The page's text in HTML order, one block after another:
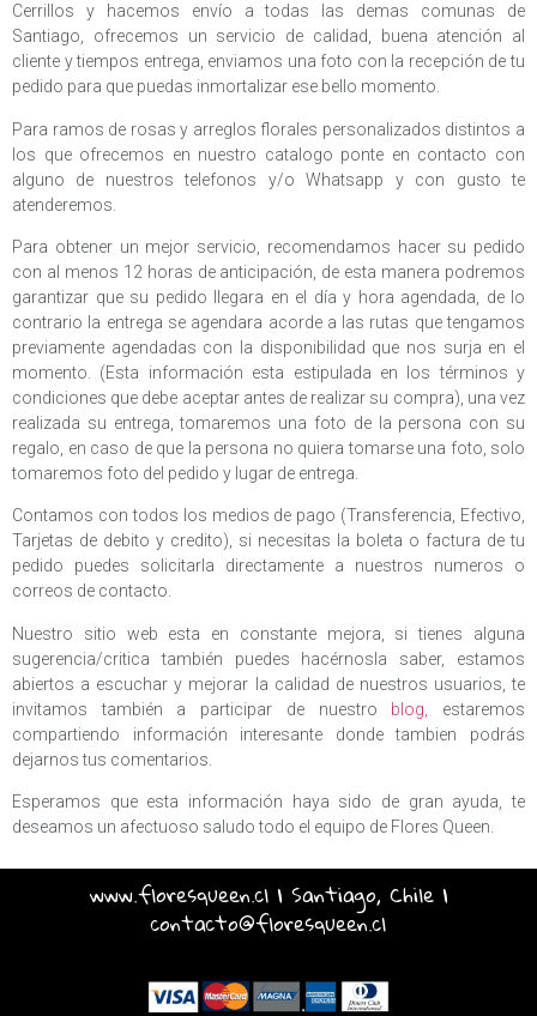
Cerrillos y hacemos envío a todas las demas comunas de
Santiago, ofrecemos un servicio de calidad, buena atención al
cliente y tiempos entrega, enviamos una foto con la recepción de tu
pedido para que puedas inmortalizar ese bello momento.
Para ramos de rosas y arreglos florales personalizados distintos a
los que ofrecemos en nuestro catalogo ponte en contacto con
alguno de nuestros telefonos y/o Whatsapp y con gusto te
atenderemos.
Para obtener un mejor servicio, recomendamos hacer su pedido
con al menos 12 horas de anticipación, de esta manera podremos
garantizar que su pedido llegara en el día y hora agendada, de lo
contrario la entrega se agendara acorde a las rutas que tengamos
previamente agendadas con la disponibilidad que nos surja en el
momento. (Esta información esta estipulada en los términos y
condiciones que debe aceptar antes de realizar su compra), una vez
realizada su entrega, tomaremos una foto de la persona con su
regalo, en caso de que la persona no quiera tomarse una foto, solo
tomaremos foto del pedido y lugar de entrega.
Contamos con todos los medios de pago (Transferencia, Efectivo,
Tarjetas de debito y credito), si necesitas la boleta o factura de tu
pedido puedes solicitarla directamente a nuestros numeros o
correos de contacto.
Nuestro sitio web esta en constante mejora, si tienes alguna
sugerencia/critica también puedes hacérnosla saber, estamos
abiertos a escuchar y mejorar la calidad de nuestros usuarios, te
invitamos también a participar de nuestro blog, estaremos
compartiendo información interesante donde tambien podrás
dejarnos tus comentarios.
Esperamos que esta información haya sido de gran ayuda, te
deseamos un afectuoso saludo todo el equipo de Flores Queen.
www.floresqueen.cl | Santiago, Chile |
contacto@floresqueen.cl